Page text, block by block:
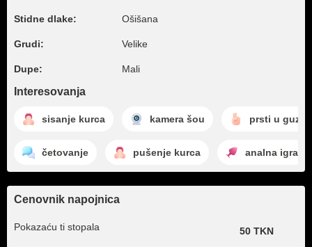
Stidne dlake: Ošišana
Grudi: Velike
Dupe: Mali
Interesovanja
sisanje kurca kamera šou prsti u guzi
četovanje pušenje kurca analna igra
Cenovnik napojnica
Pokazaću ti stopala 50 TKN